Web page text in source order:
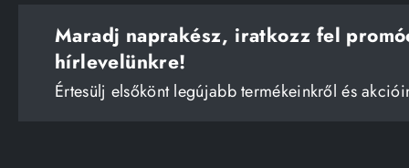
Maradj naprakész, iratkozz fel
hírlevelünkre!
Értesülj elsőkönt legújabb termékeinkről és